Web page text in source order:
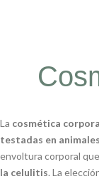
La cosmética
testadas en animales
envoltura corporal
la celulitis. La